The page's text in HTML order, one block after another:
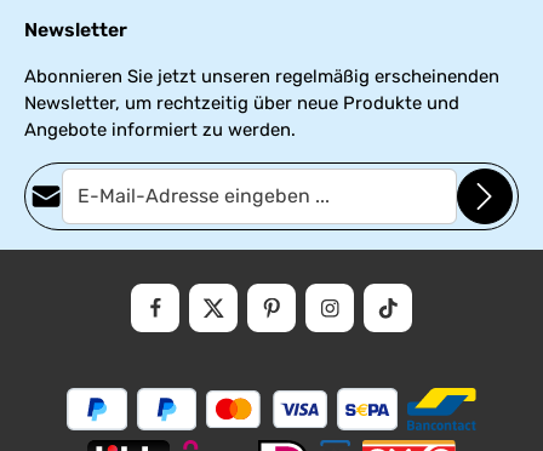
Newsletter
Abonnieren Sie jetzt unseren regelmäßig erscheinenden
Newsletter, um rechtzeitig über neue Produkte und
Angebote informiert zu werden.
E-Mail-Adresse*
Datenschutz
Datenschutzbestimmungenzur Kenntnis genommen
gelesen und bin mit ihnen einverstanden.